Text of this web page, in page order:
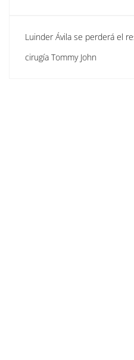
Luinder Ávila se perderá el
cirugía Tommy John